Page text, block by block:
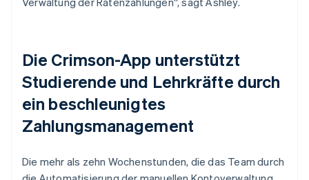
Die Crimson-App unterstützt
Studierende und Lehrkräfte durch
ein beschleunigtes
Zahlungsmanagement
Die mehr als zehn Wochenstunden, die das Team durch